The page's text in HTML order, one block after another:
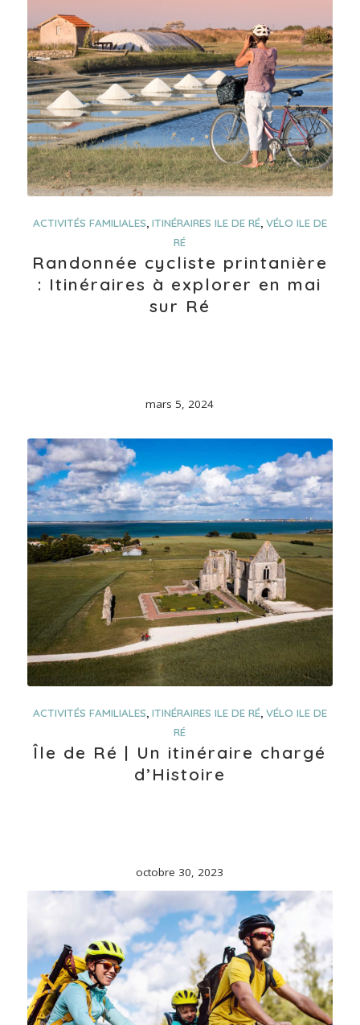
ACTIVITÉS FAMILIALES, ITINÉRAIRES ILE DE RÉ, VÉLO ILE DE
RÉ
Randonnée cycliste printanière
: Itinéraires à explorer en mai
sur Ré
mars 5, 2024
ACTIVITÉS FAMILIALES, ITINÉRAIRES ILE DE RÉ, VÉLO ILE DE
RÉ
Île de Ré | Un itinéraire chargé
d’Histoire
octobre 30, 2023